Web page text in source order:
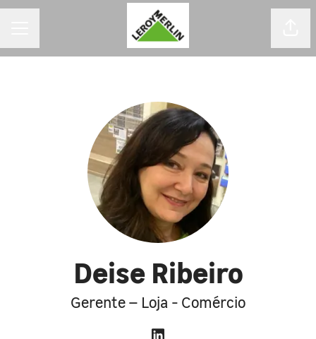
Deise Ribeiro
Gerente – Loja - Comércio